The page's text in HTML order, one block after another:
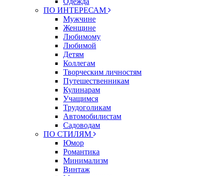
ПО ИНТЕРЕСАМ
Мужчине
Женщине
Любимому
Любимой
Детям
Коллегам
Творческим личностям
Путешественникам
Кулинарам
Учащимся
Трудоголикам
Автомобилистам
Садоводам
ПО СТИЛЯМ
Юмор
Романтика
Минимализм
Винтаж